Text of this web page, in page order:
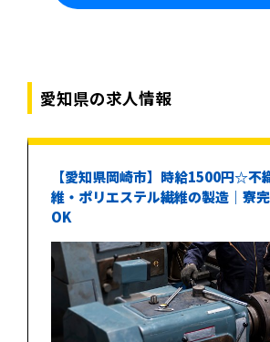
愛知県の求人情報
【愛知県岡崎市】時給1500円☆不
維・ポリエステル繊維の製造｜寮
OK